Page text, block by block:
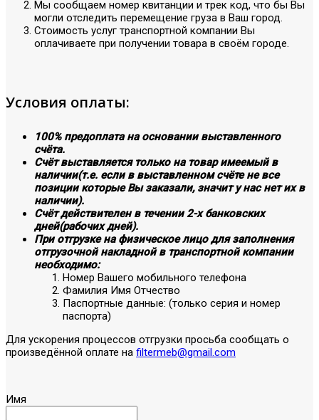
Мы сообщаем номер квитанции и трек код, что бы Вы
могли отследить перемещение груза в Ваш город.
Стоимость услуг транспортной компании Вы
оплачиваете при получении товара в своём городе.
Условия оплаты:
100% предоплата на основании выставленного
счёта.
Счёт выставляется только на товар имеемый в
наличии(т.е. если в выставленном счёте не все
позиции которые Вы заказали, значит у нас нет их в
наличии).
Счёт действителен в течении 2-х банковских
дней(рабочих дней).
При отгрузке на физическое лицо для заполнения
отгрузочной накладной в транспортной компании
необходимо:
Номер Вашего мобильного телефона
Фамилия Имя Отчество
Паспортные данные: (только серия и номер
паспорта)
Для ускорения процессов отгрузки просьба сообщать о
произведённой оплате на filtermeb@gmail.com
Имя